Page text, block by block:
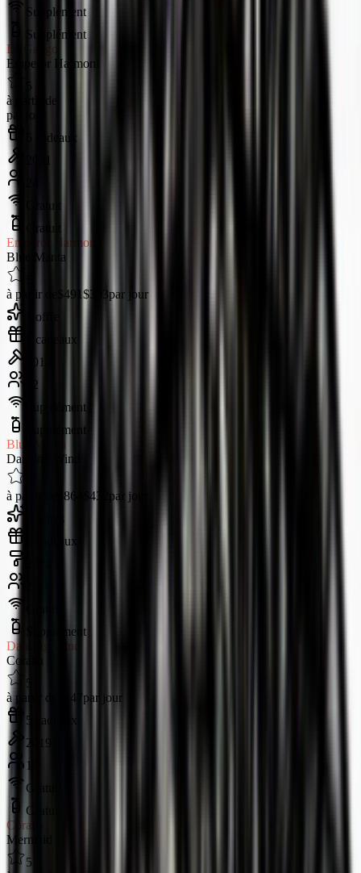
Supplément
Supplément
La Galigo
Emperor Harmoni
5
à partir de
par jour
5 cadeaux
2021
Gratuit
Gratuit
Emperor Harmoni
Blue Manta
à partir de
$491 $393par jour
1 offre
5 cadeaux
2014
22
Supplément
Supplément
Blue Manta
Dancing Wind
à partir de
$864 $432
par jour
5 cadeaux
Supplément
Dancing Wind
Coralia
5
à partir de
$547 par jour
5 cadeaux
2019
16
Gratuit
Gratuit
Coralia
Mermaid I
5